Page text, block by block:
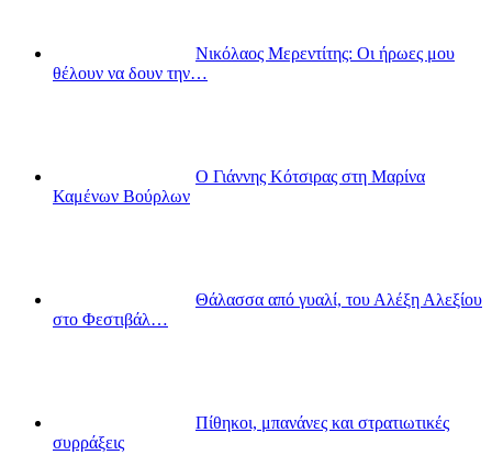
Νικόλαος Μερεντίτης: Οι ήρωες μου
θέλουν να δουν την…
Ο Γιάννης Κότσιρας στη Μαρίνα
Καμένων Βούρλων
Θάλασσα από γυαλί, του Αλέξη Αλεξίου
στο Φεστιβάλ…
Πίθηκοι, μπανάνες και στρατιωτικές
συρράξεις